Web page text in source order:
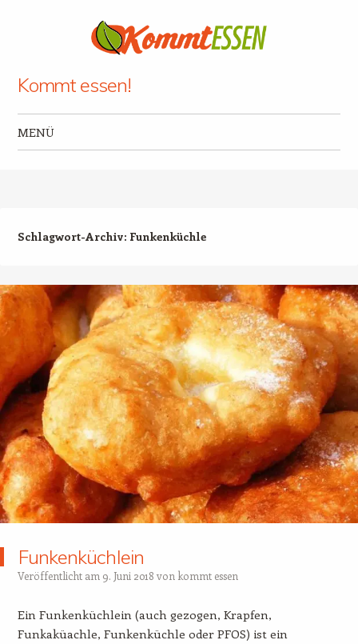
Kommt essen!
MENÜ
Schlagwort-Archiv: Funkenküchle
Funkenküchlein
Veröffentlicht am 9. Juni 2018 von kommt essen
Ein Funkenküchlein (auch gezogen, Krapfen,
Funkaküachle, Funkenküchle oder PFOS) ist ein